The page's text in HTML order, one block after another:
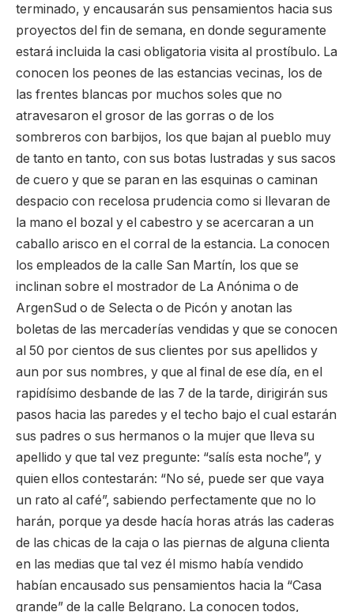
terminado, y encausarán sus pensamientos hacia sus
proyectos del fin de semana, en donde seguramente
estará incluida la casi obligatoria visita al prostíbulo. La
conocen los peones de las estancias vecinas, los de
las frentes blancas por muchos soles que no
atravesaron el grosor de las gorras o de los
sombreros con barbijos, los que bajan al pueblo muy
de tanto en tanto, con sus botas lustradas y sus sacos
de cuero y que se paran en las esquinas o caminan
despacio con recelosa prudencia como si llevaran de
la mano el bozal y el cabestro y se acercaran a un
caballo arisco en el corral de la estancia. La conocen
los empleados de la calle San Martín, los que se
inclinan sobre el mostrador de La Anónima o de
ArgenSud o de Selecta o de Picón y anotan las
boletas de las mercaderías vendidas y que se conocen
al 50 por cientos de sus clientes por sus apellidos y
aun por sus nombres, y que al final de ese día, en el
rapidísimo desbande de las 7 de la tarde, dirigirán sus
pasos hacia las paredes y el techo bajo el cual estarán
sus padres o sus hermanos o la mujer que lleva su
apellido y que tal vez pregunte: “salís esta noche”, y
quien ellos contestarán: “No sé, puede ser que vaya
un rato al café”, sabiendo perfectamente que no lo
harán, porque ya desde hacía horas atrás las caderas
de las chicas de la caja o las piernas de alguna clienta
en las medias que tal vez él mismo había vendido
habían encausado sus pensamientos hacia la “Casa
grande” de la calle Belgrano. La conocen todos,